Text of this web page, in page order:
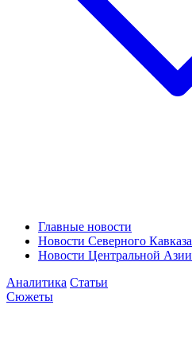
Главные новости
Новости Северного Кавказа
Новости Центральной Азии
Аналитика Статьи
Сюжеты